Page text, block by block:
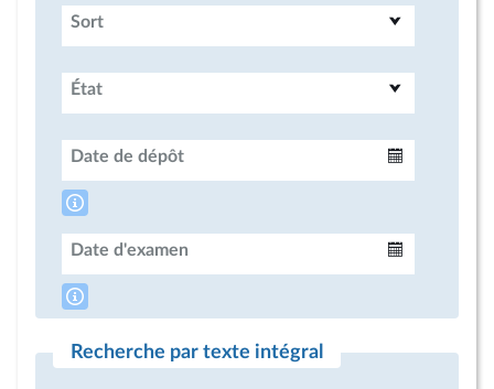
Sort
État
Date de dépôt
Date d'examen
Recherche par texte intégral